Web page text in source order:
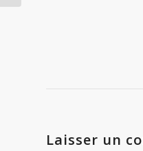
Laisser un